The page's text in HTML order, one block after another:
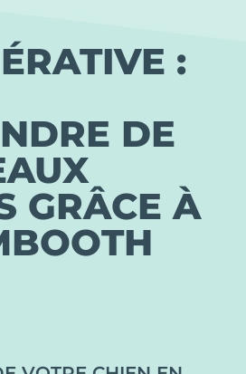
:
DE
GRÂCE À